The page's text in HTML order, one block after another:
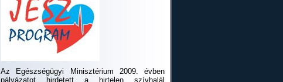
Az Egészségügyi Minisztérium 2009. évben
pályázatot hirdetett a hirtelen szívhalál